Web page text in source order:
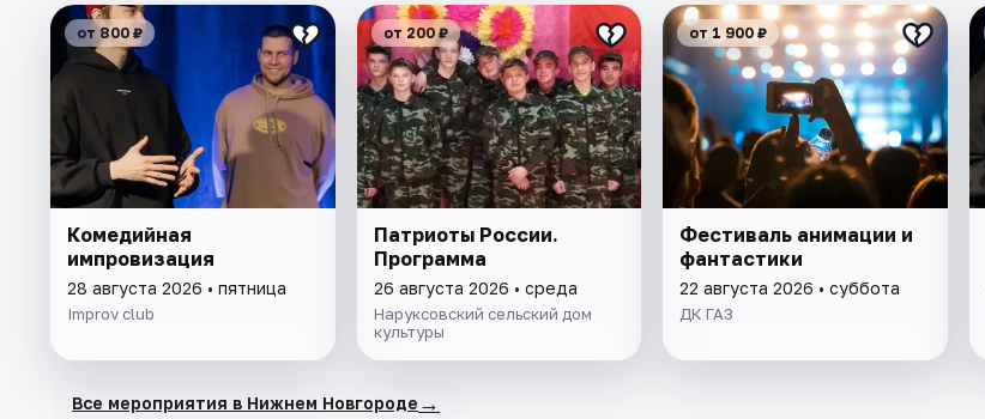
от 800 ₽
Комедийная
импровизация
28 августа 2026 • пятница
Improv club
от 200 ₽
Патриоты России.
Программа
26 августа 2026 • среда
Наруксовский сельский дом
культуры
от 1 900 ₽
Фестиваль анимации и
фантастики
22 августа 2026 • суббота
ДК ГАЗ
Все мероприятия в Нижнем Новгороде →